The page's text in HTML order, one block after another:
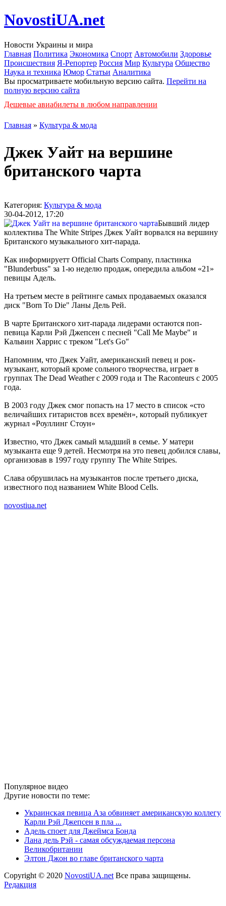
NovostiUA.net
Новости Украины и мира
Главная Политика Экономика Спорт Автомобили Здоровье
Происшествия Я-Репортер Россия Мир Культура Общество
Наука и техника Юмор Статьи Аналитика
Вы просматриваете мобильную версию сайта. Перейти на
полную версию сайта
Дешевые авиабилеты в любом направлении
Главная » Культура & мода
Джек Уайт на вершине
британского чарта
Категория: Культура & мода
30-04-2012, 17:20
Бывший лидер
коллектива The White Stripes Джек Уайт ворвался на вершину
Британского музыкального хит-парада.
Как информируетт Official Charts Company, пластинка
"Blunderbuss" за 1-ю неделю продаж, опередила альбом «21»
певицы Адель.
На третьем месте в рейтинге самых продаваемых оказался
диск "Born To Die" Ланы Дель Рей.
В чарте Британского хит-парада лидерами остаются поп-
певица Карли Рэй Джепсен с песней "Call Me Maybe" и
Кальвин Харрис с треком "Let's Go"
Напомним, что Джек Уайт, американский певец и рок-
музыкант, который кроме сольного творчества, играет в
группах The Dead Weather с 2009 года и The Raconteurs с 2005
года.
В 2003 году Джек смог попасть на 17 место в список «сто
величайших гитаристов всех времён», который публикует
журнал «Роуллинг Стоун»
Известно, что Джек самый младший в семье. У матери
музыканта еще 9 детей. Несмотря на это певец добился славы,
организовав в 1997 году группу The White Stripes.
Слава обрушилась на музыкантов после третьего диска,
известного под названием White Blood Cells.
novostiua.net
Популярное видео
Другие новости по теме:
Украинская певица Аза обвиняет американскую коллегу
Карли Рэй Джепсен в пла ...
Адель споет для Джеймса Бонда
Лана дель Рэй - самая обсуждаемая персона
Великобритании
Элтон Джон во главе британского чарта
Copyright © 2020 NovostiUA.net Все права защищены.
Редакция